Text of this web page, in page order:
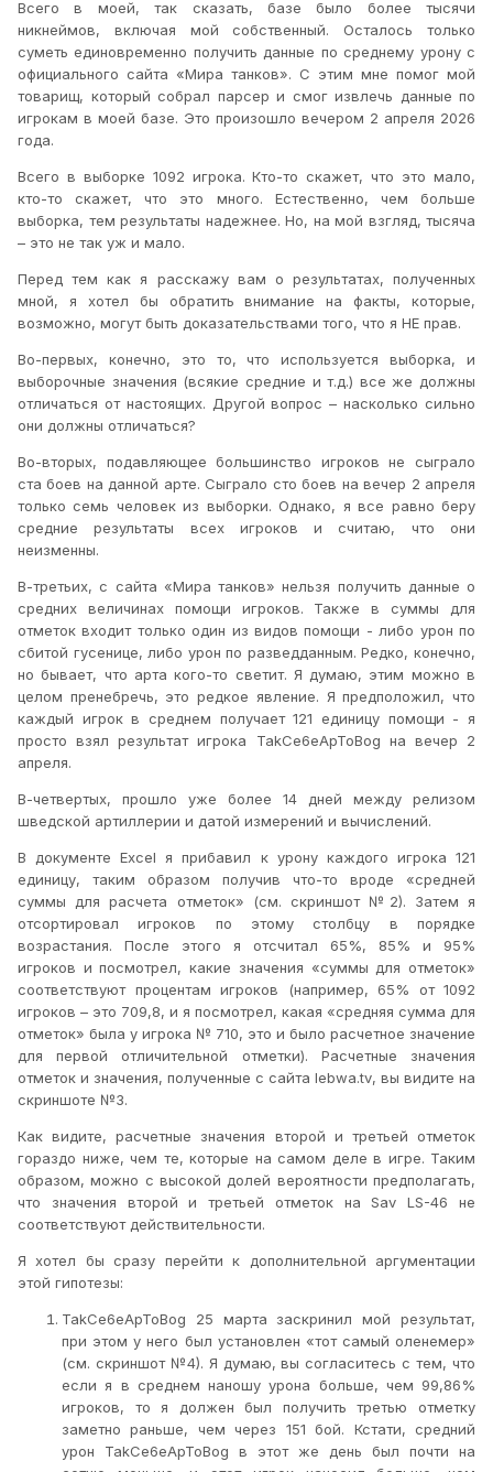
Всего в моей, так сказать, базе было более тысячи
никнеймов, включая мой собственный. Осталось только
суметь единовременно получить данные по среднему урону с
официального сайта «Мира танков». С этим мне помог мой
товарищ, который собрал парсер и смог извлечь данные по
игрокам в моей базе. Это произошло вечером 2 апреля 2026
года.
Всего в выборке 1092 игрока. Кто-то скажет, что это мало,
кто-то скажет, что это много. Естественно, чем больше
выборка, тем результаты надежнее. Но, на мой взгляд, тысяча
– это не так уж и мало.
Перед тем как я расскажу вам о результатах, полученных
мной, я хотел бы обратить внимание на факты, которые,
возможно, могут быть доказательствами того, что я НЕ прав.
Во-первых, конечно, это то, что используется выборка, и
выборочные значения (всякие средние и т.д.) все же должны
отличаться от настоящих. Другой вопрос – насколько сильно
они должны отличаться?
Во-вторых, подавляющее большинство игроков не сыграло
ста боев на данной арте. Сыграло сто боев на вечер 2 апреля
только семь человек из выборки. Однако, я все равно беру
средние результаты всех игроков и считаю, что они
неизменны.
В-третьих, с сайта «Мира танков» нельзя получить данные о
средних величинах помощи игроков. Также в суммы для
отметок входит только один из видов помощи - либо урон по
сбитой гусенице, либо урон по разведданным. Редко, конечно,
но бывает, что арта кого-то светит. Я думаю, этим можно в
целом пренебречь, это редкое явление. Я предположил, что
каждый игрок в среднем получает 121 единицу помощи - я
просто взял результат игрока TakCe6eApToBog на вечер 2
апреля.
В-четвертых, прошло уже более 14 дней между релизом
шведской артиллерии и датой измерений и вычислений.
В документеExcel я прибавил к урону каждого игрока 121
единицу, таким образом получив что-то вроде «средней
суммы для расчета отметок» (см. скриншот №2). Затем я
отсортировал игроков по этому столбцу в порядке
возрастания. После этого я отсчитал 65%, 85% и 95%
игроков и посмотрел, какие значения «суммы для отметок»
соответствуют процентам игроков (например, 65% от 1092
игроков – это 709,8, и я посмотрел, какая «средняя сумма для
отметок» была у игрока № 710, это и было расчетное значение
для первой отличительной отметки). Расчетные значения
отметок и значения, полученные с сайта lebwa.tv, вы видите на
скриншоте №3.
Как видите, расчетные значения второй и третьей отметок
гораздо ниже, чем те, которые на самом деле в игре. Таким
образом, можно с высокой долей вероятности предполагать,
что значения второй и третьей отметок наSav LS-46 не
соответствуют действительности.
Я хотел бы сразу перейти к дополнительной аргументации
этой гипотезы:
TakCe6eApToBog 25 марта заскринил мой результат,
при этом у него был установлен «тот самый оленемер»
(см. скриншот №4). Я думаю, вы согласитесь с тем, что
если я в среднем наношу урона больше, чем 99,86%
игроков, то я должен был получить третью отметку
заметно раньше, чем через 151 бой. Кстати, средний
урон TakCe6eApToBog
в этот же день был почти на